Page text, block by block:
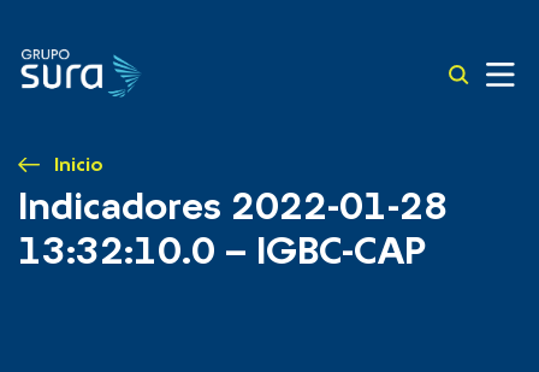
Inicio
Indicadores 2022-01-28
13:32:10.0 – IGBC-CAP